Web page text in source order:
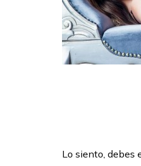
Lo siento, debes